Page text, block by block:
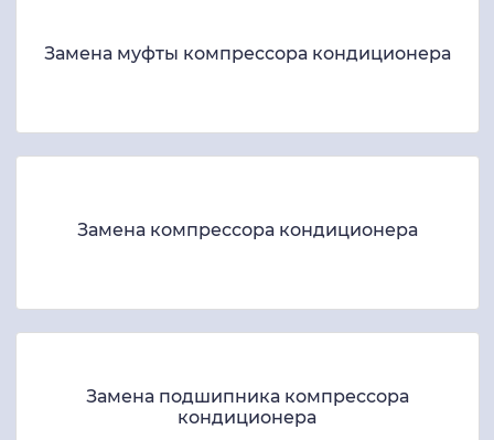
Замена муфты компрессора кондиционера
Замена компрессора кондиционера
Замена подшипника компрессора
кондиционера